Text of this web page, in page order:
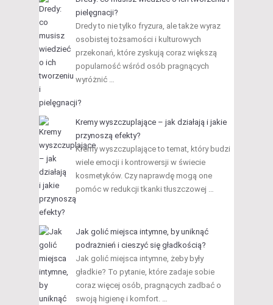
pielęgnacji?
Dredy to nie tylko fryzura, ale także wyraz
osobistej tożsamości i kulturowych
przekonań, które zyskują coraz większą
popularność wśród osób pragnących
wyróżnić …
Kremy wyszczuplające – jak działają i jakie
przynoszą efekty?
Kremy wyszczuplające to temat, który budzi
wiele emocji i kontrowersji w świecie
kosmetyków. Czy naprawdę mogą one
pomóc w redukcji tkanki tłuszczowej …
Jak golić miejsca intymne, by uniknąć
podrażnień i cieszyć się gładkością?
Jak golić miejsca intymne, żeby były
gładkie? To pytanie, które zadaje sobie
coraz więcej osób, pragnących zadbać o
swoją higienę i komfort. …